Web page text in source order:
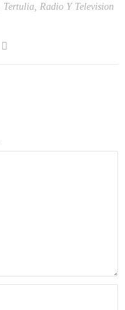
Tertulia, Radio Y Television